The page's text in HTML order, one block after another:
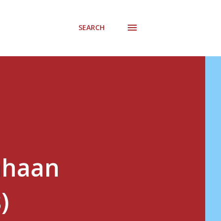
SEARCH